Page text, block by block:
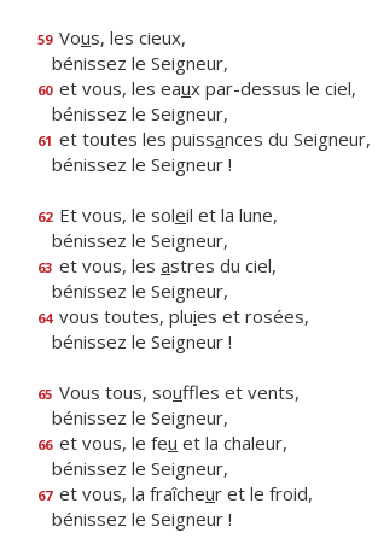
59 Vous, les cieux,
bénissez le Seigneur,
60 et vous, les eaux par-dessus le ciel,
bénissez le Seigneur,
61 et toutes les puissances du Seigneur,
bénissez le Seigneur !
62 Et vous, le soleil et la lune,
bénissez le Seigneur,
63 et vous, les astres du ciel,
bénissez le Seigneur,
64 vous toutes, pluies et rosées,
bénissez le Seigneur !
65 Vous tous, souffles et vents,
bénissez le Seigneur,
66 et vous, le feu et la chaleur,
bénissez le Seigneur,
67 et vous, la fraîcheur et le froid,
bénissez le Seigneur !